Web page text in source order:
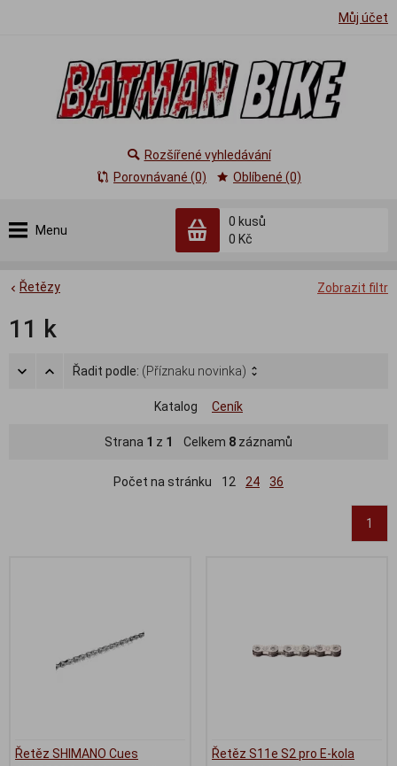
Můj účet
Menu
0 kusů
0 Kč
Rozšířené vyhledávání
Porovnávané (0)
Oblíbené (0)
Zobrazit filtr
Řetězy
11 k
Řadit podle: (Příznaku novinka)
Katalog Ceník
Strana 1 z 1 Celkem 8 záznamů
Počet na stránku 12 24 36
1
Řetěz SHIMANO Cues
Řetěz S11e S2 pro E-kola